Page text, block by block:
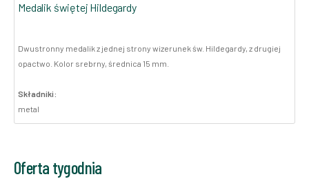
Medalik świętej Hildegardy
Dwustronny medalik z jednej strony wizerunek św. Hildegardy, z drugiej
opactwo. Kolor srebrny, średnica 15 mm.
Składniki:
metal
Oferta tygodnia